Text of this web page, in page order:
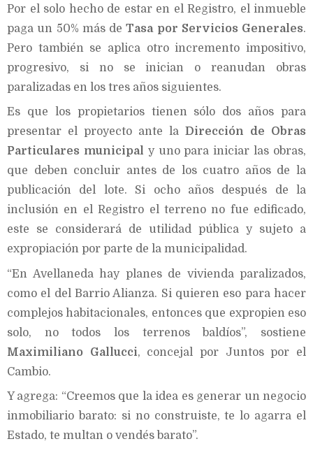
Por el solo hecho de estar en el Registro, el inmueble
paga un 50% más deTasa por Servicios Generales.
Pero también se aplica otro incremento impositivo,
progresivo, si no se inician o reanudan obras
paralizadas en los tres años siguientes.
Es que los propietarios tienen sólo dos años para
presentar el proyecto ante la Dirección de Obras
Particulares municipal y uno para iniciar las obras,
que deben concluir antes de los cuatro años de la
publicación del lote. Si ocho años después de la
inclusión en el Registro el terreno no fue edificado,
este se considerará de utilidad pública y sujeto a
expropiación por parte de la municipalidad.
“En Avellaneda hay planes de vivienda paralizados,
como el del Barrio Alianza. Si quieren eso para hacer
complejos habitacionales, entonces que expropien eso
solo, no todos los terrenos baldíos”, sostiene
Maximiliano Gallucci, concejal por Juntos por el
Cambio.
Y agrega: “Creemos que la idea es generar un negocio
inmobiliario barato: si no construiste, te lo agarra el
Estado, te multan o vendés barato”.